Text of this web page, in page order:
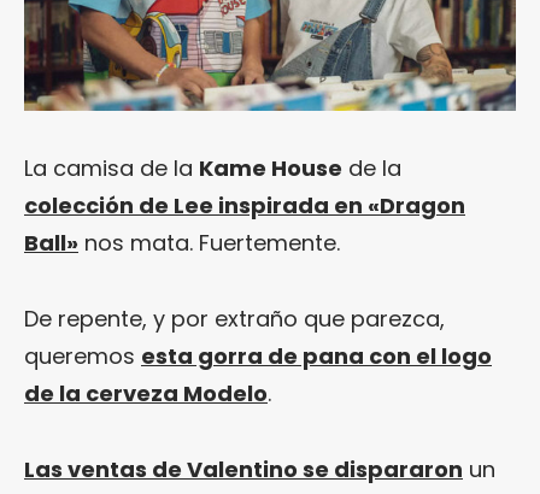
La camisa de la Kame House de la
colección de Lee inspirada en «Dragon
Ball» nos mata. Fuertemente.
De repente, y por extraño que parezca,
queremos esta gorra de pana con el logo
de la cerveza Modelo.
Las ventas de Valentino se dispararon un